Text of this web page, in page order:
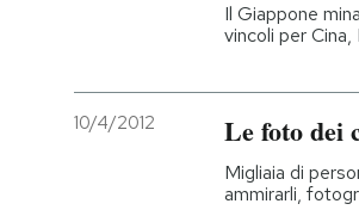
Il Giappone
vincoli per Cina,
10/4/2012 Le foto dei
Migliaia di
ammirarli,